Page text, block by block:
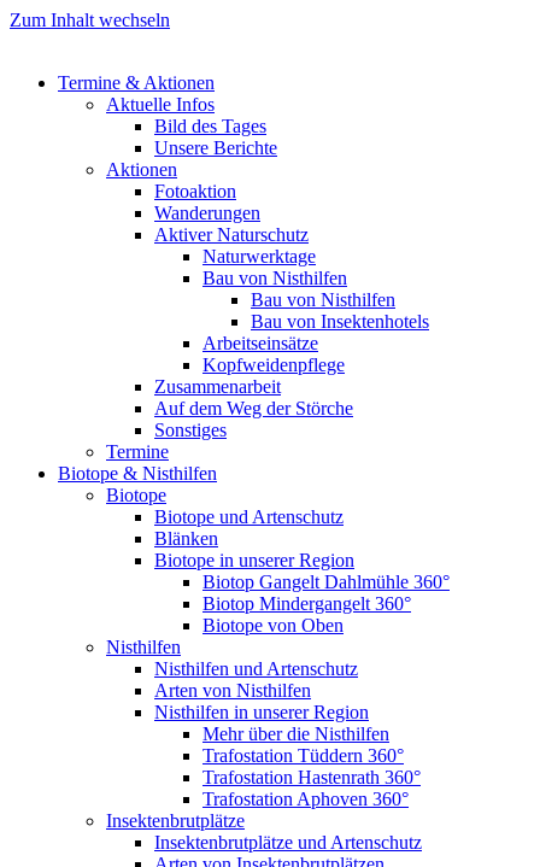
Zum Inhalt wechseln
Termine & Aktionen
Aktuelle Infos
Bild des Tages
Unsere Berichte
Aktionen
Fotoaktion
Wanderungen
Aktiver Naturschutz
Naturwerktage
Bau von Nisthilfen
Bau von Nisthilfen
Bau von Insektenhotels
Arbeitseinsätze
Kopfweidenpflege
Zusammenarbeit
Auf dem Weg der Störche
Sonstiges
Termine
Biotope & Nisthilfen
Biotope
Biotope und Artenschutz
Blänken
Biotope in unserer Region
Biotop Gangelt Dahlmühle 360°
Biotop Mindergangelt 360°
Biotope von Oben
Nisthilfen
Nisthilfen und Artenschutz
Arten von Nisthilfen
Nisthilfen in unserer Region
Mehr über die Nisthilfen
Trafostation Tüddern 360°
Trafostation Hastenrath 360°
Trafostation Aphoven 360°
Insektenbrutplätze
Insektenbrutplätze und Artenschutz